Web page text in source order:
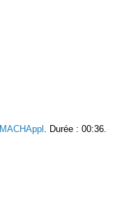
MACHAppl
. Durée : 00:36.